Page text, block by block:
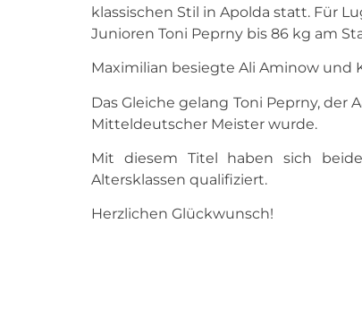
klassischen Stil in Apolda statt. Für
Junioren Toni Peprny bis 86 kg am
Maximilian besiegte Ali Aminow und
Das Gleiche gelang Toni Peprny,
Mitteldeutscher Meister wurde.
Mit diesem Titel haben sich
Altersklassen qualifiziert.
Herzlichen Glückwunsch!